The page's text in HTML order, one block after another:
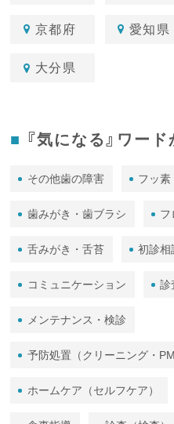
京都府 愛知県
大分県
『気になる』ワー
その他歯の障害 フッ素
歯みがき・歯ブラシ フ
舌みがき・舌苔 初診相
コミュニケーション 診
メンテナンス・検診
予防処置（クリーニング・
ホームケア（セルフケア）